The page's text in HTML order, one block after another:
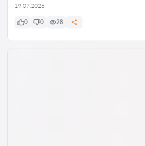
19.07.2026
0 0 28